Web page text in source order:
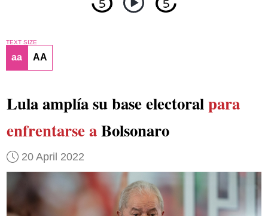
TEXT SIZE
aa AA
Lula amplía su base electoralpara
enfrentarse aBolsonaro
20 April 2022